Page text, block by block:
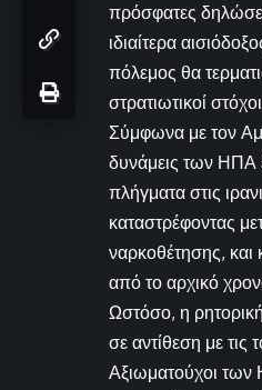
πρόσφατες
ιδιαίτερα
πόλεμος θα
στρατιωτικοί
Σύμφωνα με τον
δυνάμεις των ΗΠΑ
πλήγματα στις
καταστρέφοντας
ναρκοθέτησης, και
από το αρχικό
Ωστόσο, η
σε αντίθεση με τις
Αξιωματούχοι των